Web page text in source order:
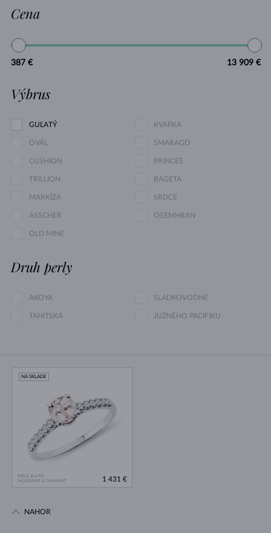
Cena
387 € 13 909 €
Výbrus
GUĽATÝ KVAPKA
OVÁL SMARAGD
CUSHION PRINCES
TRILLION BAGETA
MARKÍZA SRDCE
ASSCHER OSEMHRAN
OLD MINE
Druh perly
AKOYA SLADKOVODNÉ
TAHITSKÁ JUŽNÉHO PACIFIKU
BIELE ZLATO
MORGANIT & DIAMANT
NA SKLADE
1 431 €
NAHOR